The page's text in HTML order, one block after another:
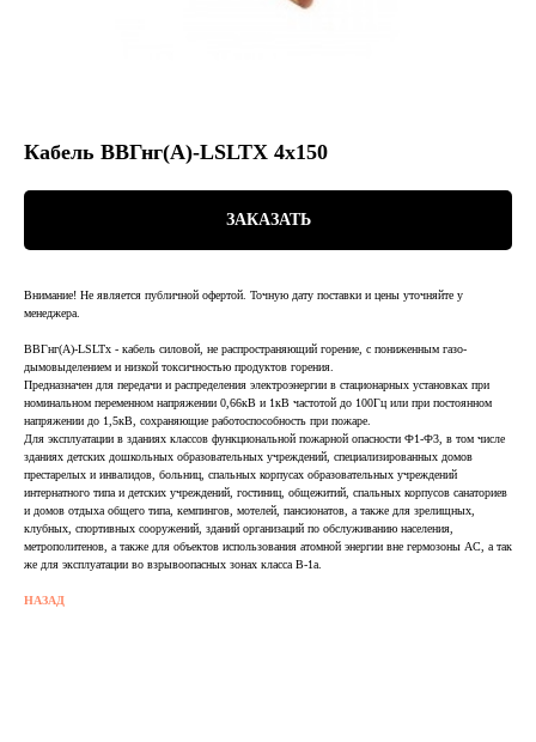
Кабель ВВГнг(А)-LSLTХ 4х150
ЗАКАЗАТЬ
Внимание! Не является публичной офертой. Точную дату поставки и цены уточняйте у
менеджера.
ВВГнг(А)-LSLTx - кабель силовой, не распространяющий горение, с пониженным газо-
дымовыделением и низкой токсичностью продуктов горения.
Предназначен для передачи и распределения электроэнергии в стационарных установках при
номинальном переменном напряжении 0,66кВ и 1кВ частотой до 100Гц или при постоянном
напряжении до 1,5кВ, сохраняющие работоспособность при пожаре.
Для эксплуатации в зданиях классов функциональной пожарной опасности Ф1-Ф3, в том числе
зданиях детских дошкольных образовательных учреждений, специализированных домов
престарелых и инвалидов, больниц, спальных корпусах образовательных учреждений
интернатного типа и детских учреждений, гостиниц, общежитий, спальных корпусов санаториев
и домов отдыха общего типа, кемпингов, мотелей, пансионатов, а также для зрелищных,
клубных, спортивных сооружений, зданий организаций по обслуживанию населения,
метрополитенов, а также для объектов использования атомной энергии вне гермозоны АС, а так
же для эксплуатации во взрывоопасных зонах класса В-1а.
НАЗАД